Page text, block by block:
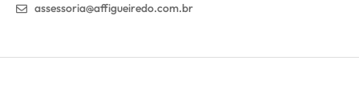
assessoria@affigueiredo.com.br